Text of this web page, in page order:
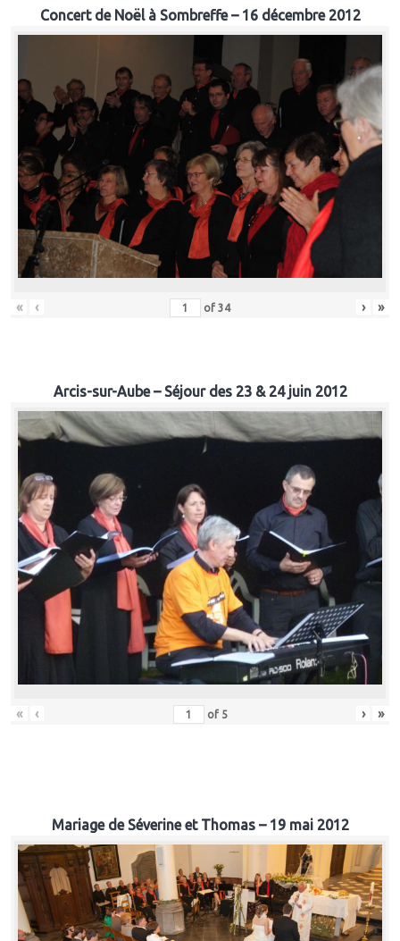
Concert de Noël à Sombreffe – 16 décembre 2012
« ‹ of 34 › »
Arcis-sur-Aube – Séjour des 23 & 24 juin 2012
« ‹ of 5 › »
Mariage de Séverine et Thomas – 19 mai 2012